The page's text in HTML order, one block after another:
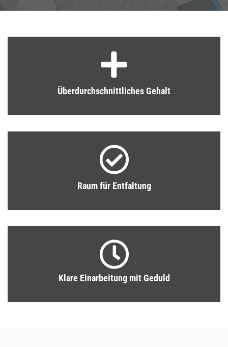
Überdurchschnittliches Gehalt
Raum für Entfaltung
Klare Einarbeitung mit Geduld